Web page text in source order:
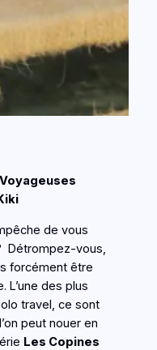
de vous
Détrompez-vous,
forcément être
L’une des plus
travel, ce sont
peut nouer en
Les Copines